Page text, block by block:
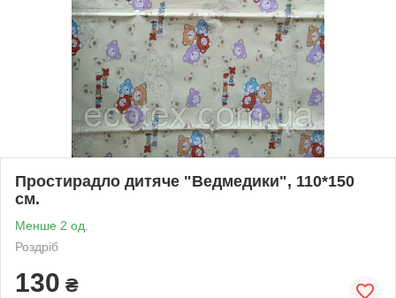
Простирадло дитяче "Ведмедики", 110*150
см.
Менше 2 од.
Роздріб
130 ₴